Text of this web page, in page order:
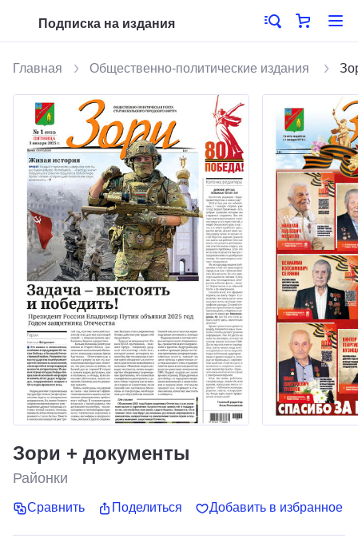
Подписка на издания
Главная Общественно-политические издания
Зори + документы
Районки
Сравнить Поделиться Добавить в избранное